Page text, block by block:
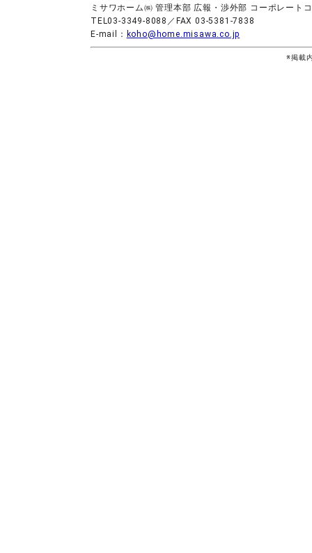
ミサワホーム㈱ 管理本部 広報・渉外部 コーポレート
TEL03-3349-8088／FAX 03-5381-7838
E-mail： koho@home.misawa.co.jp
※掲載